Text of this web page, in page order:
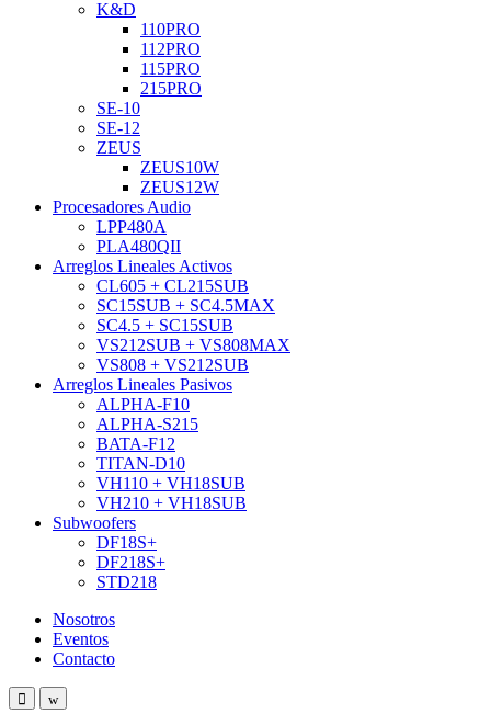
K&D
110PRO
112PRO
115PRO
215PRO
SE-10
SE-12
ZEUS
ZEUS10W
ZEUS12W
Procesadores Audio
LPP480A
PLA480QII
Arreglos Lineales Activos
CL605 + CL215SUB
SC15SUB + SC4.5MAX
SC4.5 + SC15SUB
VS212SUB + VS808MAX
VS808 + VS212SUB
Arreglos Lineales Pasivos
ALPHA-F10
ALPHA-S215
BATA-F12
TITAN-D10
VH110 + VH18SUB
VH210 + VH18SUB
Subwoofers
DF18S+
DF218S+
STD218
Nosotros
Eventos
Contacto